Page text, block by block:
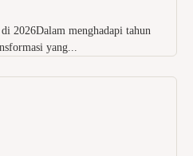
2026Dalam menghadapi tahun
yang...